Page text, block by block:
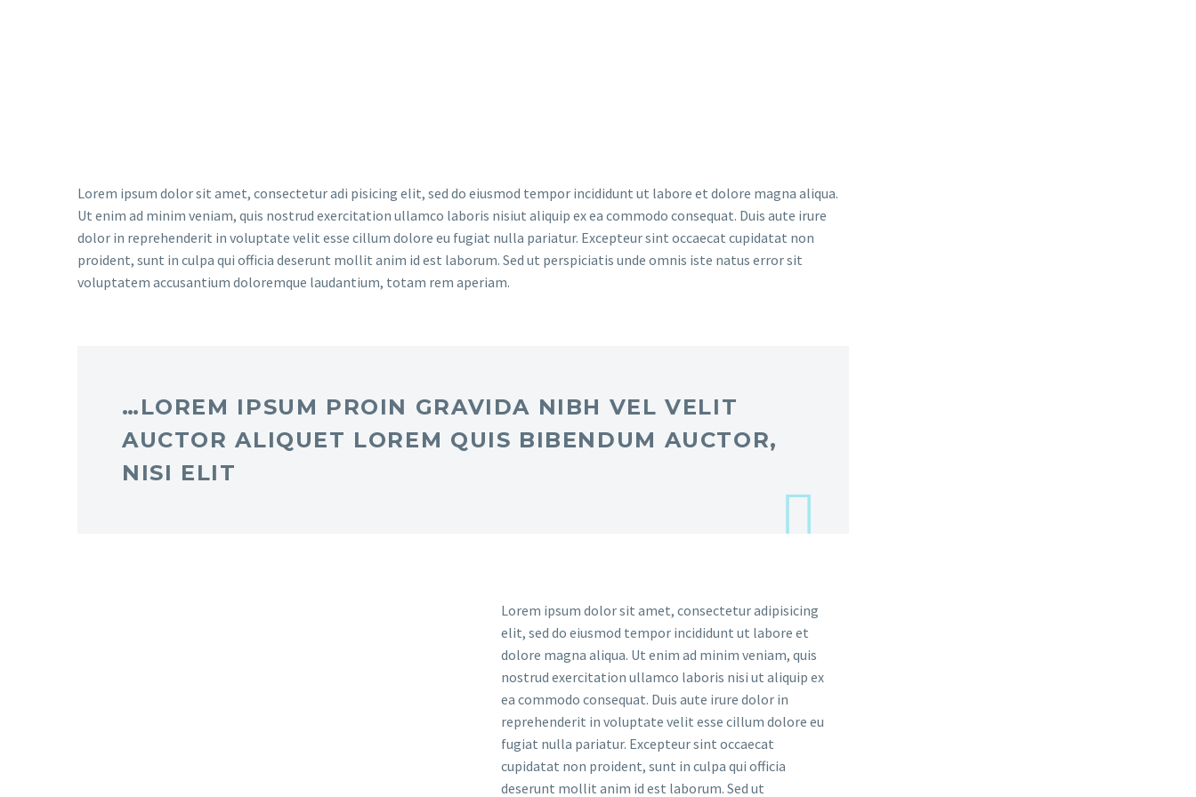
Lorem ipsum dolor sit amet, consectetur adi pisicing elit, sed do eiusmod tempor incididunt ut labore et dolore magna aliqua.
Ut enim ad minim veniam, quis nostrud exercitation ullamco laboris nisiut aliquip ex ea commodo consequat. Duis aute irure
dolor in reprehenderit in voluptate velit esse cillum dolore eu fugiat nulla pariatur. Excepteur sint occaecat cupidatat non
proident, sunt in culpa qui officia deserunt mollit anim id est laborum. Sed ut perspiciatis unde omnis iste natus error sit
voluptatem accusantium doloremque laudantium, totam rem aperiam.
…LOREM IPSUM PROIN GRAVIDA NIBH VEL VELIT
AUCTOR ALIQUET LOREM QUIS BIBENDUM AUCTOR,
NISI ELIT
Lorem ipsum dolor sit amet, consectetur adipisicing
elit, sed do eiusmod tempor incididunt ut labore et
dolore magna aliqua. Ut enim ad minim veniam, quis
nostrud exercitation ullamco laboris nisi ut aliquip ex
ea commodo consequat. Duis aute irure dolor in
reprehenderit in voluptate velit esse cillum dolore eu
fugiat nulla pariatur. Excepteur sint occaecat
cupidatat non proident, sunt in culpa qui officia
deserunt mollit anim id est laborum. Sed ut